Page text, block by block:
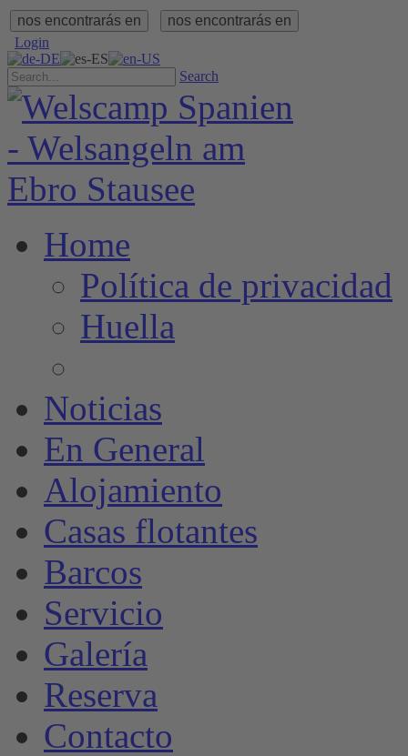
nos encontrarás en
nos encontrarás en
Login
Search
Home
Política de privacidad
Huella
Noticias
En General
Alojamiento
Casas flotantes
Barcos
Servicio
Galería
Reserva
Contacto